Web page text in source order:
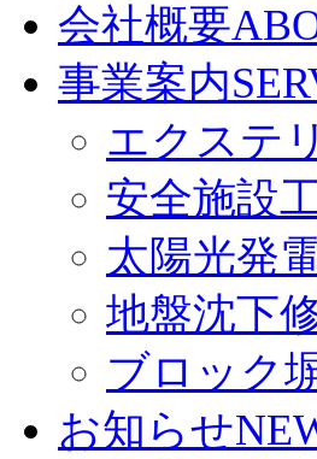
会社概要
事業案内
エクステ
安全施設
太陽光発
地盤沈下
ブロック
お知らせ